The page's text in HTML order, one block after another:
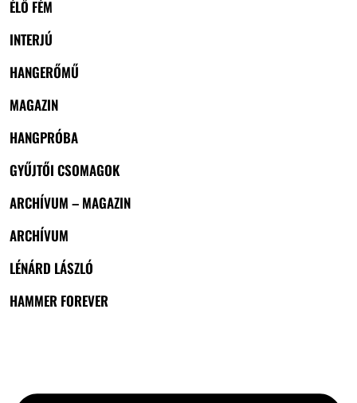
ÉLŐ FÉM
INTERJÚ
HANGERŐMŰ
MAGAZIN
HANGPRÓBA
GYŰJTŐI CSOMAGOK
ARCHÍVUM – MAGAZIN
ARCHÍVUM
LÉNÁRD LÁSZLÓ
HAMMER FOREVER